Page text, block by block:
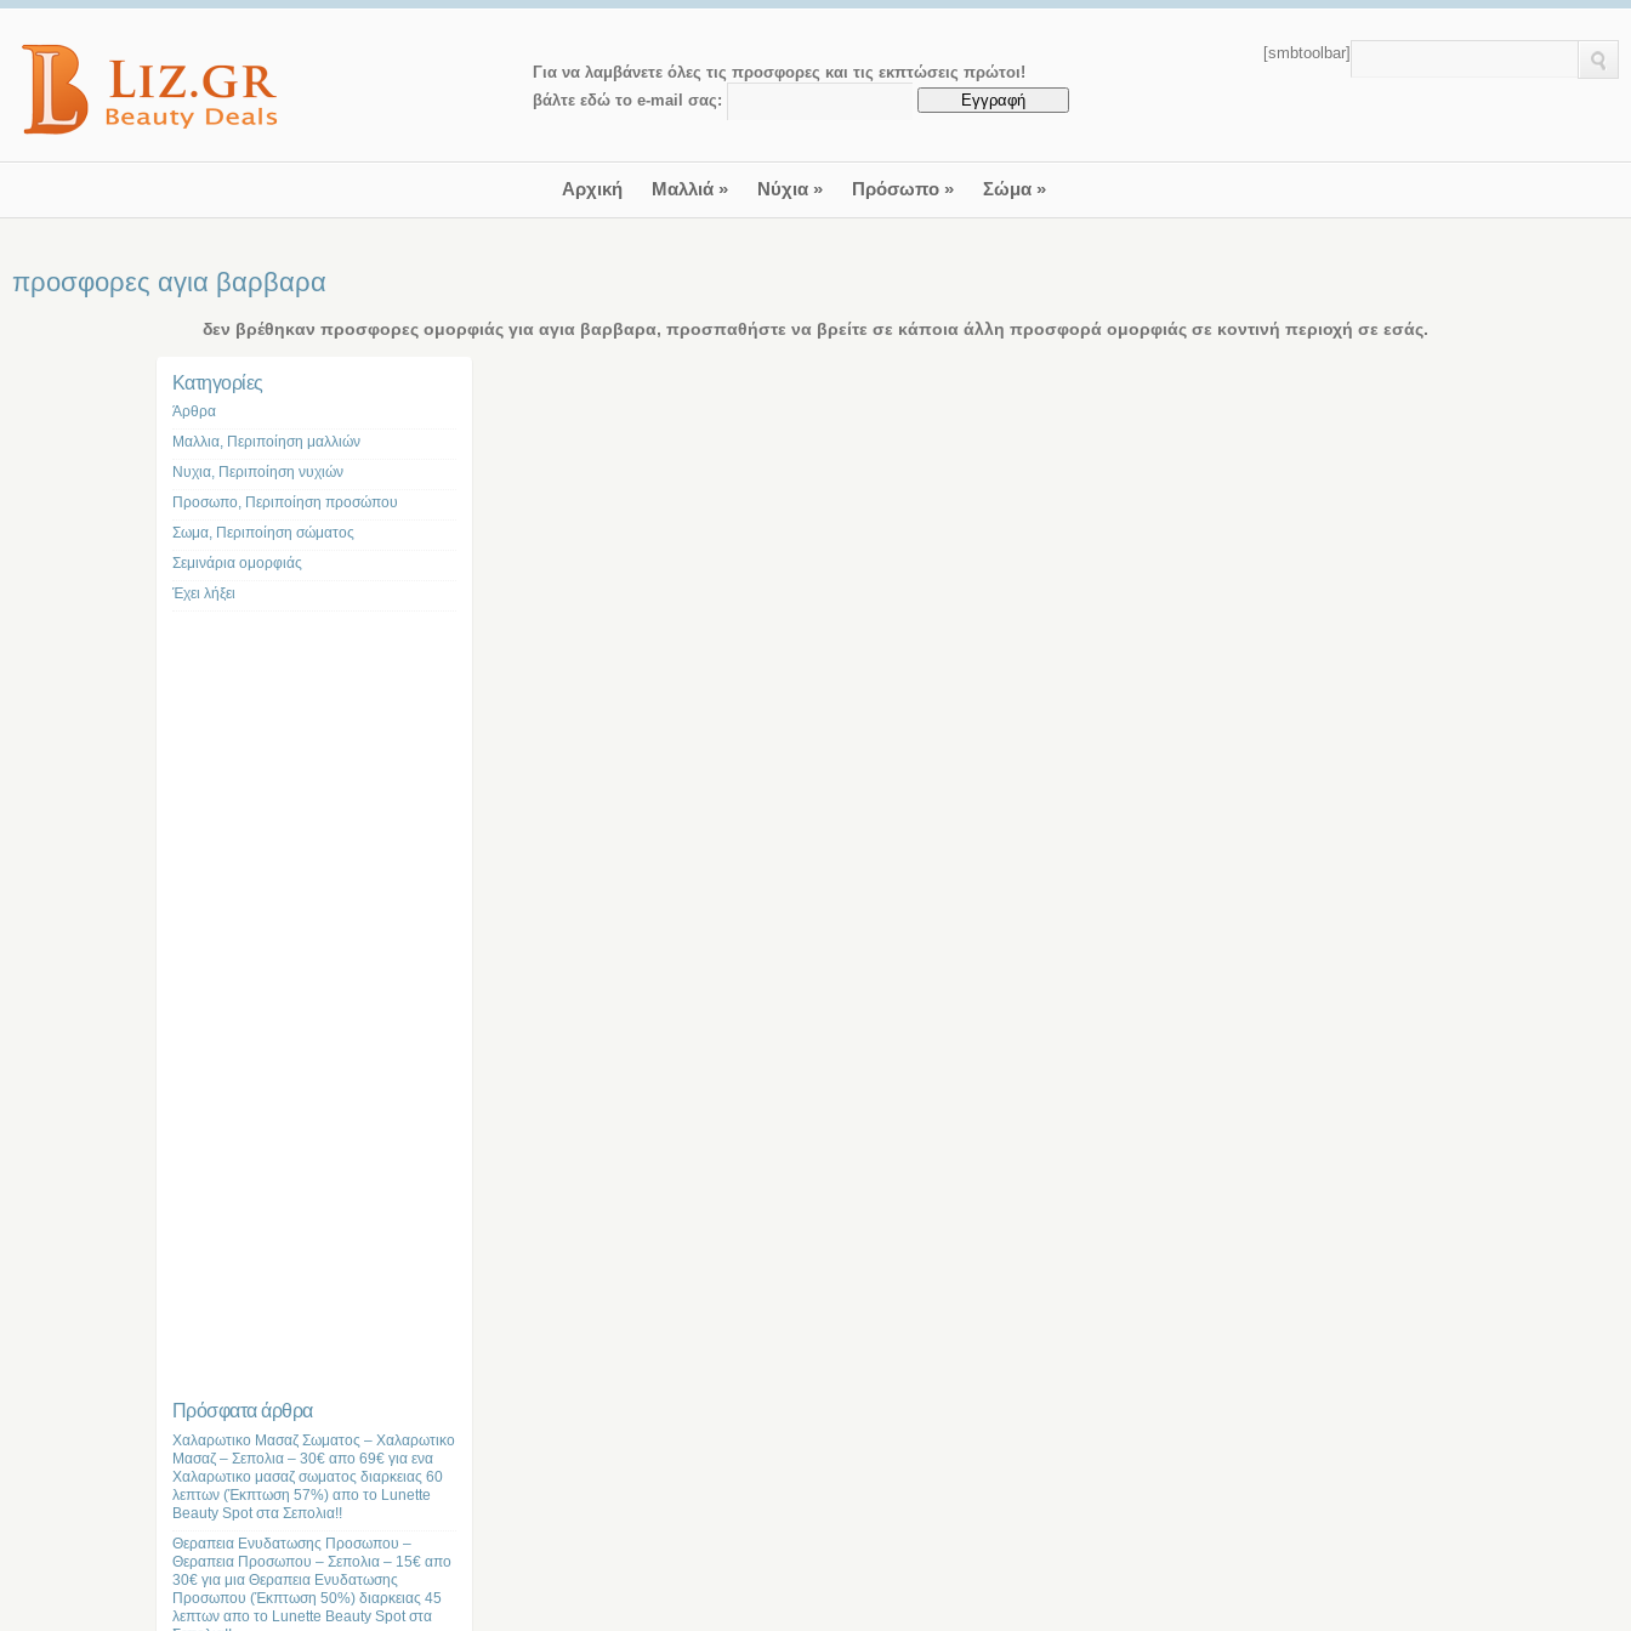
Για να λαμβάνετε όλες τις προσφορες και τις εκπτώσεις πρώτοι!
βάλτε εδώ το e-mail σας:
[smbtoolbar]
Αρχική Μαλλιά» Νύχια» Πρόσωπο» Σώμα»
προσφορες αγια βαρβαρα
δεν βρέθηκαν προσφορες ομορφιάς για αγια βαρβαρα, προσπαθήστε να βρείτε σε κάποια άλλη προσφορά ομορφιάς σε κοντινή περιοχή σε εσάς.
Kατηγορίες
Άρθρα
Μαλλια, Περιποίηση μαλλιών
Νυχια, Περιποίηση νυχιών
Προσωπο, Περιποίηση προσώπου
Σωμα, Περιποίηση σώματος
Σεμινάρια ομορφιάς
Έχει λήξει
Πρόσφατα άρθρα
Χαλαρωτικο Μασαζ Σωματος – Χαλαρωτικο
Μασαζ – Σεπολια – 30€ απο 69€ για ενα
Χαλαρωτικο μασαζ σωματος διαρκειας 60
λεπτων (Έκπτωση 57%) απο το Lunette
Beauty Spot στα Σεπολια!!
Θεραπεια Ενυδατωσης Προσωπου –
Θεραπεια Προσωπου – Σεπολια – 15€ απο
30€ για μια Θεραπεια Ενυδατωσης
Προσωπου (Έκπτωση 50%) διαρκειας 45
λεπτων απο το Lunette Beauty Spot στα